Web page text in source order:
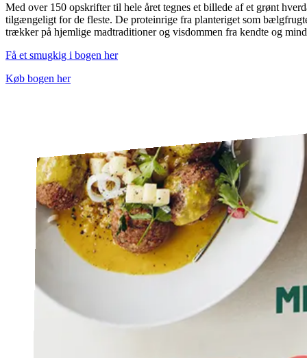
Med over 150 opskrifter til hele året tegnes et billede af et grønt
tilgængeligt for de fleste. De proteinrige fra planteriget som
trækker på hjemlige madtraditioner og visdommen fra kendte og
Få et smugkig i bogen her
Køb bogen her